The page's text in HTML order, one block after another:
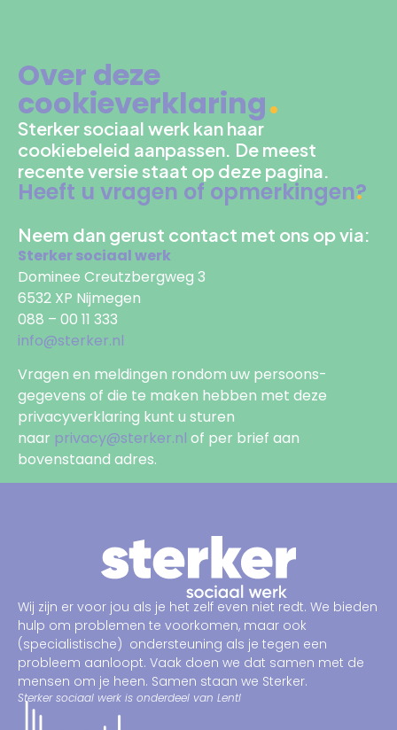
Over deze
cookieverklaring
Sterker sociaal werk kan haar
cookiebeleid aanpassen. De meest
recente versie staat op deze pagina.
Heeft u vragen of opmerkingen?
Neem dan gerust contact met ons op via:
Sterker sociaal werk
Dominee Creutzbergweg 3
6532 XP Nijmegen
088 – 00 11 333
info@sterker.nl
Vragen en meldingen rondom uw persoons-
gegevens of die te maken hebben met deze
privacyverklaring kunt u sturen
naar privacy@sterker.nl of per brief aan
bovenstaand adres.
Wij zijn er voor jou als je het zelf even niet redt. We bieden
hulp om problemen te voorkomen, maar ook
(specialistische) ondersteuning als je tegen een
probleem aanloopt. Vaak doen we dat samen met de
mensen om je heen. Samen staan we Sterker.
Sterker sociaal werk is onderdeel van Lentl